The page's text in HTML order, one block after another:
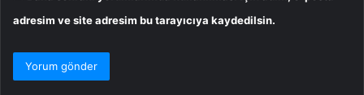
adresim ve site adresim bu tarayıcıya kaydedilsin.